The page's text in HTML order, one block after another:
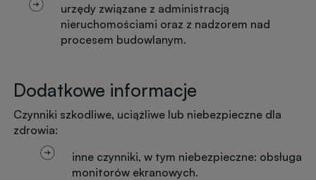
urzędy związane z administracją
nieruchomościami oraz z nadzorem nad
procesem budowlanym.
Dodatkowe informacje
Czynniki szkodliwe, uciążliwe lub niebezpieczne dla
zdrowia:
inne czynniki, w tym niebezpieczne: obsługa
monitorów ekranowych.